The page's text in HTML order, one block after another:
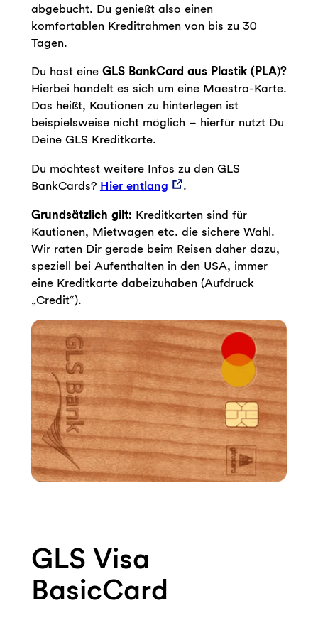
abgebucht. Du genießt also einen
komfortablen Kreditrahmen von bis zu 30
Tagen.
Du hast eine GLS BankCard aus Plastik (PLA)?
Hierbei handelt es sich um eine Maestro-Karte.
Das heißt, Kautionen zu hinterlegen ist
beispielsweise nicht möglich – hierfür nutzt Du
Deine GLS Kreditkarte.
Du möchtest weitere Infos zu den GLS
BankCards? Hier entlang .
Grundsätzlich gilt: Kreditkarten sind für
Kautionen, Mietwagen etc. die sichere Wahl.
Wir raten Dir gerade beim Reisen daher dazu,
speziell bei Aufenthalten in den USA, immer
eine Kreditkarte dabeizuhaben (Aufdruck
„Credit“).
GLS Visa
BasicCard